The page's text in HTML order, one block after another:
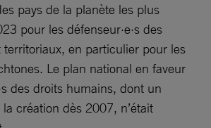
pays de la planète les plus
pour les défenseur·e·s des
en particulier pour les
Le plan national en faveur
des droits humains, dont un
création dès 2007, n’était